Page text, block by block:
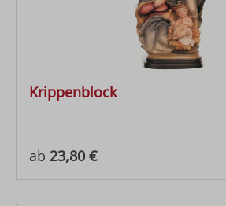
Krippenblock
Regulärer Preis:
ab 23,80 €